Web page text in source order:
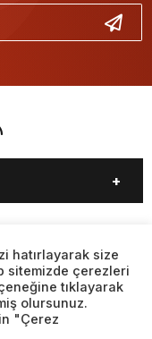
SANAT
alınmadan,
hatırlayarak size
sitemizde çerezleri
tıklayarak
olursunuz.
"Çerez